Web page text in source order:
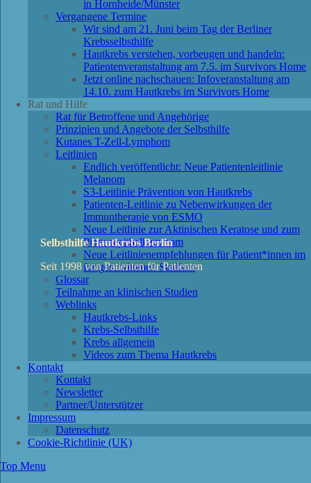
in Hornheide/Münster
Vergangene Termine
Wir sind am 21. Juni beim Tag der Berliner
Krebsselbsthilfe
Hautkrebs verstehen, vorbeugen und handeln:
Patientenveranstaltung am 7.5. im Survivors Home
Jetzt online nachschauen: Infoveranstaltung am
14.10. zum Hautkrebs im Survivors Home
Rat und Hilfe
Rat für Betroffene und Angehörige
Prinzipien und Angebote der Selbsthilfe
Kutanes T-Zell-Lymphom
Leitlinien
Endlich veröffentlicht: Neue Patientenleitlinie
Melanom
S3-Leitlinie Prävention von Hautkrebs
Patienten-Leitlinie zu Nebenwirkungen der
Immuntherapie von ESMO
Neue Leitlinie zur Aktinischen Keratose und zum
Plattenepithelkarzinom
Neue Leitlinienempfehlungen für Patient*innen im
fortgeschrittenen Stadium
Glossar
Teilnahme an klinischen Studien
Weblinks
Hautkrebs-Links
Krebs-Selbsthilfe
Krebs allgemein
Videos zum Thema Hautkrebs
Kontakt
Kontakt
Newsletter
Partner/Unterstützer
Impressum
Datenschutz
Cookie-Richtlinie (UK)
Top Menu
Selbsthilfe Hautkrebs Berlin
Seit 1998 von Patienten für Patienten